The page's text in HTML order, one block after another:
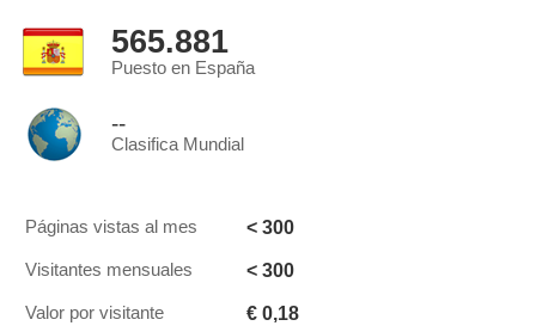
565.881
Puesto en España
--
Clasifica Mundial
Páginas vistas al mes < 300
Visitantes mensuales < 300
Valor por visitante € 0,18